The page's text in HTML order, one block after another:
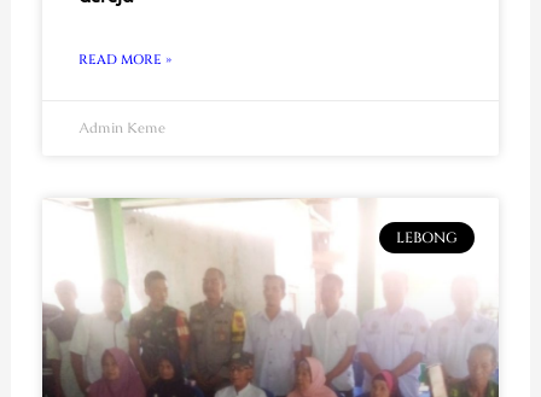
READ MORE »
Admin Keme
LEBONG